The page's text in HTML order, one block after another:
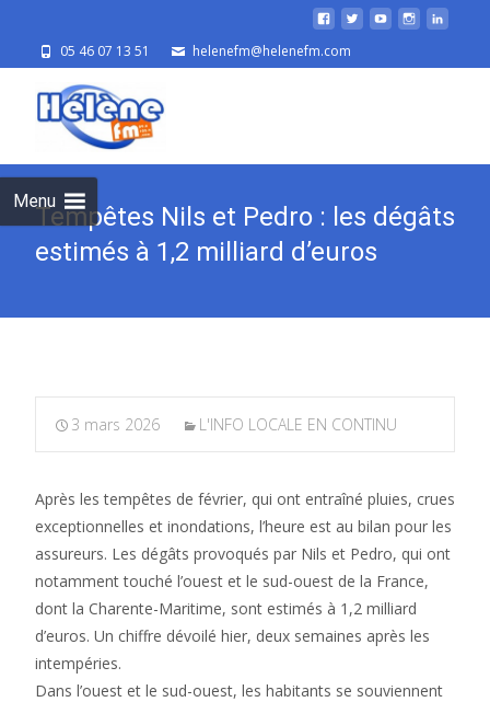
05 46 07 13 51 helenefm@helenefm.com
Menu
Tempêtes Nils et Pedro : les dégâts
estimés à 1,2 milliard d’euros
3 mars 2026 L'INFO LOCALE EN CONTINU
Après les tempêtes de février, qui ont entraîné pluies, crues
exceptionnelles et inondations, l’heure est au bilan pour les
assureurs. Les dégâts provoqués par Nils et Pedro, qui ont
notamment touché l’ouest et le sud-ouest de la France,
dont la Charente-Maritime, sont estimés à 1,2 milliard
d’euros. Un chiffre dévoilé hier, deux semaines après les
intempéries.
Dans l’ouest et le sud-ouest, les habitants se souviennent